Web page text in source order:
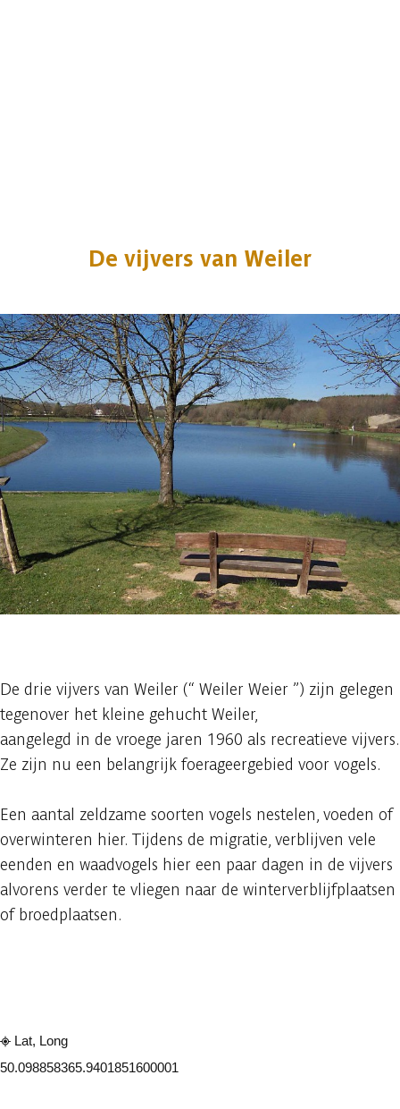
De vijvers van Weiler
De drie vijvers van Weiler (“ Weiler Weier ”) zijn gelegen
tegenover het kleine gehucht Weiler,
aangelegd in de vroege jaren 1960 als recreatieve vijvers.
Ze zijn nu een belangrijk foerageergebied voor vogels.
Een aantal zeldzame soorten vogels nestelen, voeden of
overwinteren hier. Tijdens de migratie, verblijven vele
eenden en waadvogels hier een paar dagen in de vijvers
alvorens verder te vliegen naar de winterverblijfplaatsen
of broedplaatsen.
Lat, Long
50.098858365.9401851600001